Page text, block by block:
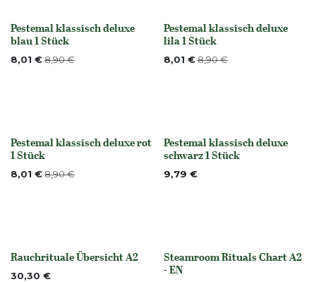
Nicht vorrättig
Pestemal klassisch deluxe
blau 1 Stück
8,01 €8,90€
None
Pestemal klassisch deluxe
lila 1 Stück
8,01 €8,90€
None
Pestemal klassisch deluxe rot
1 Stück
8,01 €8,90€ Nicht vorrättig
Pestemal klassisch deluxe
schwarz 1 Stück
9,79 €
None
Rauchrituale Übersicht A2
30,30 € None
Steamroom Rituals Chart A2
- EN